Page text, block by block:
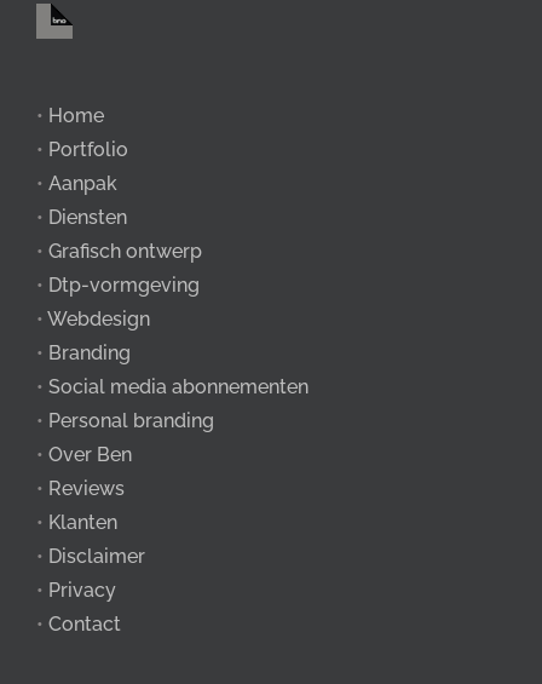
• Home
• Portfolio
• Aanpak
• Diensten
• Grafisch ontwerp
• Dtp-vormgeving
• Webdesign
• Branding
• Social media abonnementen
• Personal branding
• Over Ben
• Reviews
• Klanten
• Disclaimer
• Privacy
• Contact